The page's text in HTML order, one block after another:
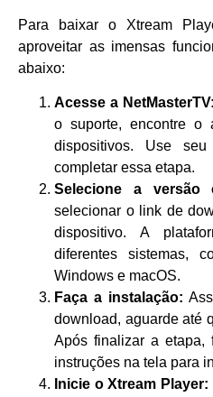
Para baixar o Xtream
aproveitar as imensas
abaixo:
Acesse a NetMasterTV:
o suporte, encontre o
dispositivos. Use
completar essa etapa.
Selecione a versão
selecionar o link de
dispositivo. A
diferentes sistemas,
Windows e macOS.
Faça a instalação:
download, aguarde até
Após finalizar a etapa,
instruções na tela para
Inicie o Xtream Player: